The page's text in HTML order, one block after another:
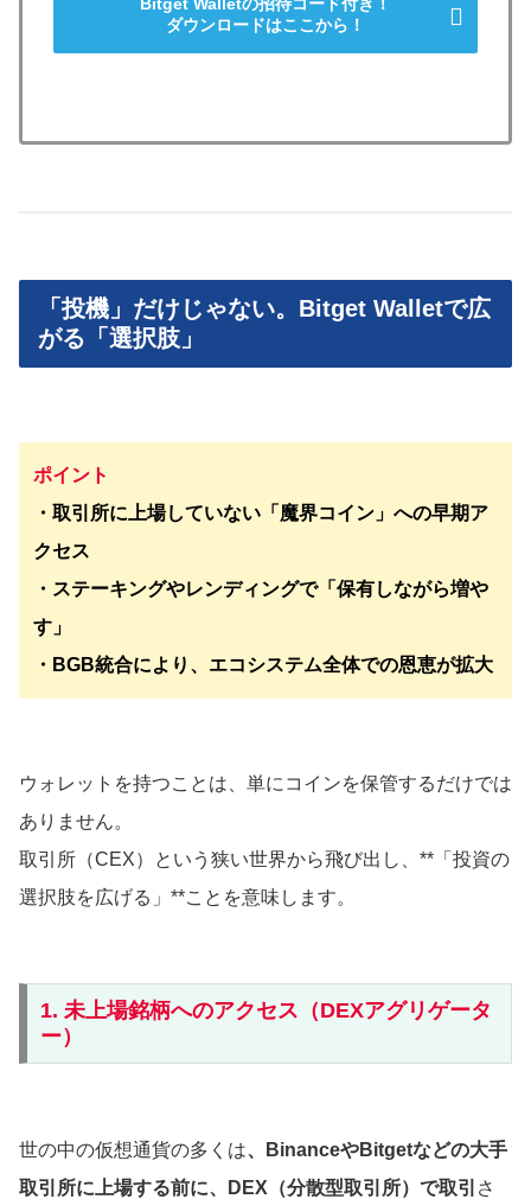
Bitget Walletの招待コード付き！
ダウンロードはここから！
「投機」だけじゃない。Bitget Walletで広
がる「選択肢」
ポイント
・取引所に上場していない「魔界コイン」への早期ア
クセス
・ステーキングやレンディングで「保有しながら増や
す」
・BGB統合により、エコシステム全体での恩恵が拡大
ウォレットを持つことは、単にコインを保管するだけでは
ありません。
取引所（CEX）という狭い世界から飛び出し、**「投資の
選択肢を広げる」**ことを意味します。
1. 未上場銘柄へのアクセス（DEXアグリゲータ
ー）
世の中の仮想通貨の多くは、BinanceやBitgetなどの大手
取引所に上場する前に、DEX（分散型取引所）で取引 さ